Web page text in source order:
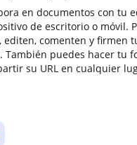
en documentos con tu
de escritorio o móvil.
editen, comenten y firmen
También puedes hacer tu
su URL en cualquier